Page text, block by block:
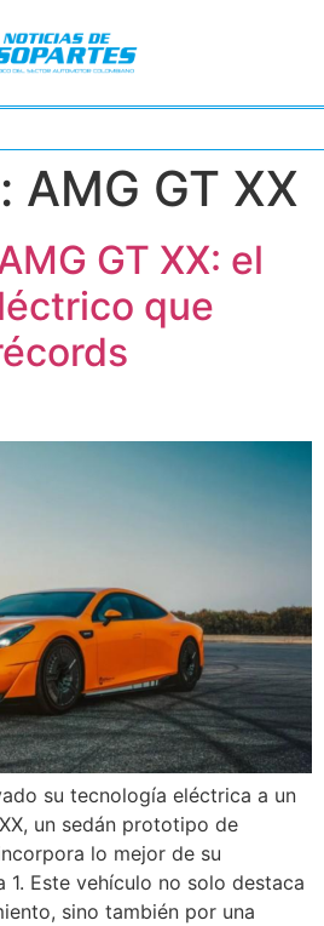
AMG GT XX
GT XX: el
que
su tecnología eléctrica a un
un sedán prototipo de
lo mejor de su
1. Este vehículo no solo destaca
sino también por una